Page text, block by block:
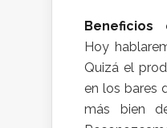
Hoy
Quizá el
en los bares
más bien